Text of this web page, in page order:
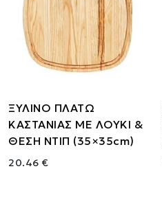
ΞΥΛΙΝΟ ΠΛΑΤΩ
ΚΑΣΤΑΝΙΑΣ ΜΕ ΛΟΥΚΙ &
ΘΕΣΗ ΝΤΙΠ (35×35cm)
20.46 €